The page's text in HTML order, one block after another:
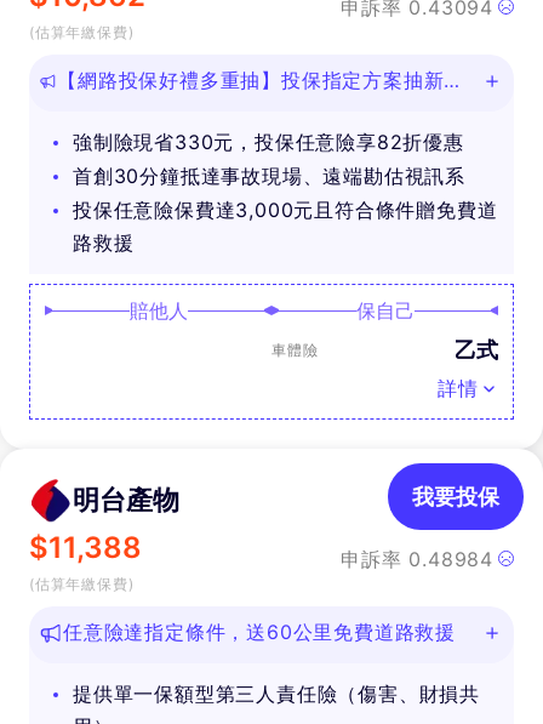
(估算年繳保費)
申訴率 0.43094
【網路投保好禮多重抽】投保指定方案抽新款
強制險現省330元，投保任意險享82折優惠
首創30分鐘抵達事故現場、遠端勘估視訊系
投保任意險保費達3,000元且符合條件贈免費道
路救援
賠他人 保自己
車體險 乙式
詳情
明台產物
$11,388
(估算年繳保費)
申訴率 0.48984
我要投保
任意險達指定條件，送60公里免費道路救援
提供單一保額型第三人責任險（傷害、財損共